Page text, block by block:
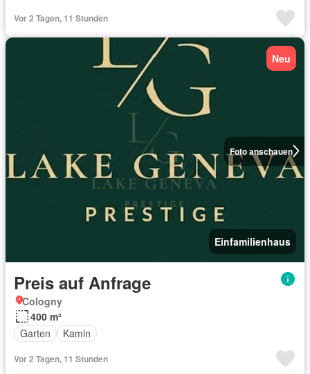
Vor 2 Tagen, 11 Stunden
Foto anschauen
Neu
Einfamilienhaus
Preis auf Anfrage
Cologny
400 m²
Garten
Kamin
Vor 2 Tagen, 11 Stunden